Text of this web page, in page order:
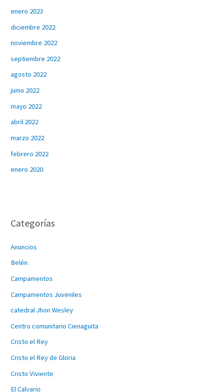
enero 2023
diciembre 2022
noviembre 2022
septiembre 2022
agosto 2022
junio 2022
mayo 2022
abril 2022
marzo 2022
febrero 2022
enero 2020
Categorías
Anuncios
Belén
Campamentos
Campamentos Juveniles
catedral Jhon Wesley
Centro comunitario Cienaguita
Cristo el Rey
Cristo el Rey de Gloria
Cristo Viviente
El Calvario